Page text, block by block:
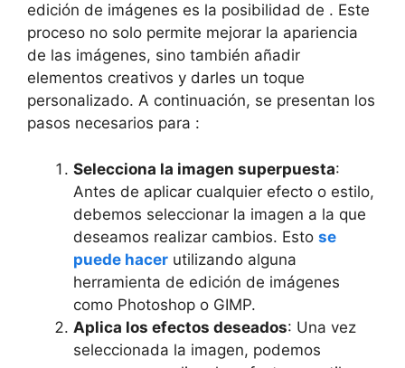
edición de imágenes es la posibilidad de . Este
proceso no solo permite mejorar la apariencia
de las imágenes, sino también añadir
elementos creativos y darles un toque
personalizado. A continuación, se presentan los
pasos necesarios para :
Selecciona la imagen superpuesta:
Antes de aplicar cualquier efecto o estilo,
debemos seleccionar la imagen a la que
deseamos realizar cambios. Esto se
puede hacer utilizando alguna
herramienta de edición de imágenes
como Photoshop o GIMP.
Aplica los efectos deseados: Una vez
seleccionada la imagen, podemos